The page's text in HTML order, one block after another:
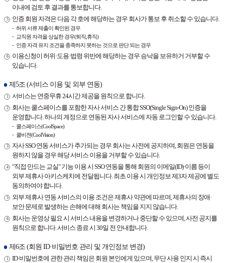
이내에 검토 후 결과를 통보합니다.
인증 회원 자격은 다음 각 호에 해당하는 경우 회사가 통보 후 취소할 수 있습니다.
허위 서류 제출이 확인된 경우
교직원 자격을 상실한 경우(퇴직,휴직)
인증 자격 유지 조건을 충족하지 못하는 것으로 판단 되는 경우
이용신청이 허위·도용·법령 위반에 해당하는 경우 승낙을 보유하거 거부할 수
있습니다.
제5조 (서비스 이용 및 외부 연동)
서비스는 연중무휴 24시간 제공을 원칙으로 합니다.
회사는 쿨스페이스를 포함한 자사 서비스 간 통합 SSO(Single Sign-On) 인증을
운영합니다. 하나의 계정으로 연동된 자사 서비스에 자동 로그인할 수 있습니다.
쿨스페이스(CoolSpace)
쿨비젼(CoolVision)
자사 SSO 연동 서비스가 추가되는 경우 회사는 사전에 공지하며, 회원은 연동을
원하지 않을 경우 해당 서비스 이용을 거부할 수 있습니다.
"직접 만드는 교실" 기능 이용 시 SSO 연동을 통해 회원의 이메일(ID)·이름 등이
외부 제휴사 아키스케치에 전달됩니다. 최초 이용 시 개인정보 제3자 제공에 별도
동의하여야 합니다.
외부 제휴사 연동 서비스의 이용 조건은 제휴사 약관에 따르며, 제휴사의 장애·
보안 문제로 발생하는 손해에 대해 회사는 책임을 지지 않습니다.
회사는 운영상 필요 시 서비스 내용을 변경하거나 중단할 수 있으며, 사전 공지를
원칙으로 합니다. 서비스 종료 시 30일 전 안내합니다.
제6조 (회원 ID·비밀번호 관리 및 개인정보 변경)
ID·비밀번호에 관한 관리 책임은 회원 본인에게 있으며, 무단 사용 인지 시 즉시